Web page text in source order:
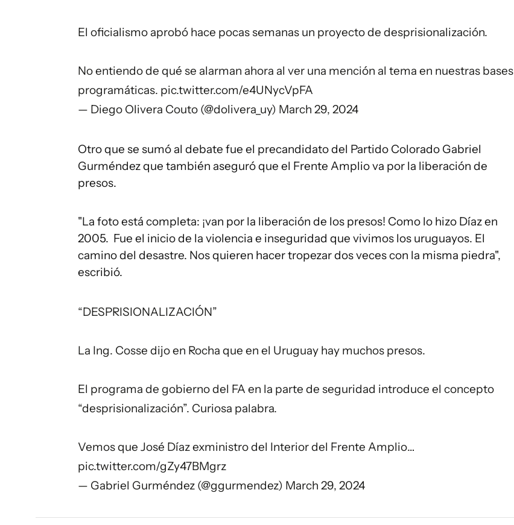
El oficialismo aprobó hace pocas semanas un proyecto de desprisionalización.
No entiendo de qué se alarman ahora al ver una mención al tema en nuestras bases
programáticas. pic.twitter.com/e4UNycVpFA
— Diego Olivera Couto (@dolivera_uy) March 29, 2024
Otro que se sumó al debate fue el precandidato del Partido Colorado Gabriel
Gurméndez que también aseguró que el Frente Amplio va por la liberación de
presos.
"La foto está completa: ¡van por la liberación de los presos! Como lo hizo Díaz en
2005. Fue el inicio de la violencia e inseguridad que vivimos los uruguayos. El
camino del desastre. Nos quieren hacer tropezar dos veces con la misma piedra",
escribió.
“DESPRISIONALIZACIÓN”
La Ing. Cosse dijo en Rocha que en el Uruguay hay muchos presos.
El programa de gobierno del FA en la parte de seguridad introduce el concepto
“desprisionalización”. Curiosa palabra.
Vemos que José Díaz exministro del Interior del Frente Amplio…
pic.twitter.com/gZy47BMgrz
— Gabriel Gurméndez (@ggurmendez) March 29, 2024